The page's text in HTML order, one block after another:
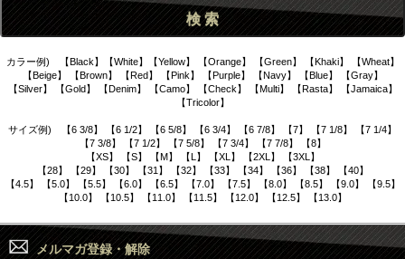
カラー例) 【Black】【White】【Yellow】 【Orange】 【Green】 【Khaki】 【Wheat】
【Beige】 【Brown】 【Red】 【Pink】 【Purple】 【Navy】 【Blue】 【Gray】
【Silver】 【Gold】 【Denim】 【Camo】 【Check】 【Multi】 【Rasta】 【Jamaica】
【Tricolor】
サイズ例) 【6 3/8】 【6 1/2】 【6 5/8】 【6 3/4】 【6 7/8】 【7】 【7 1/8】 【7 1/4】
【7 3/8】 【7 1/2】 【7 5/8】 【7 3/4】 【7 7/8】 【8】
【XS】 【S】 【M】 【L】 【XL】 【2XL】 【3XL】
【28】 【29】 【30】 【31】 【32】 【33】 【34】 【36】 【38】 【40】
【4.5】 【5.0】 【5.5】 【6.0】 【6.5】 【7.0】 【7.5】 【8.0】 【8.5】 【9.0】 【9.5】
【10.0】 【10.5】 【11.0】 【11.5】 【12.0】 【12.5】 【13.0】
メルマガ登録・解除